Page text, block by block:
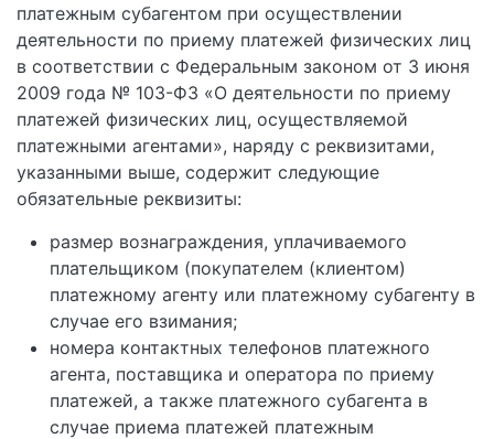
платежным субагентом при осуществлении
деятельности по приему платежей физических лиц
в соответствии с Федеральным законом от 3 июня
2009 года № 103-ФЗ «О деятельности по приему
платежей физических лиц, осуществляемой
платежными агентами», наряду с реквизитами,
указанными выше, содержит следующие
обязательные реквизиты:
размер вознаграждения, уплачиваемого
плательщиком (покупателем (клиентом)
платежному агенту или платежному субагенту в
случае его взимания;
номера контактных телефонов платежного
агента, поставщика и оператора по приему
платежей, а также платежного субагента в
случае приема платежей платежным